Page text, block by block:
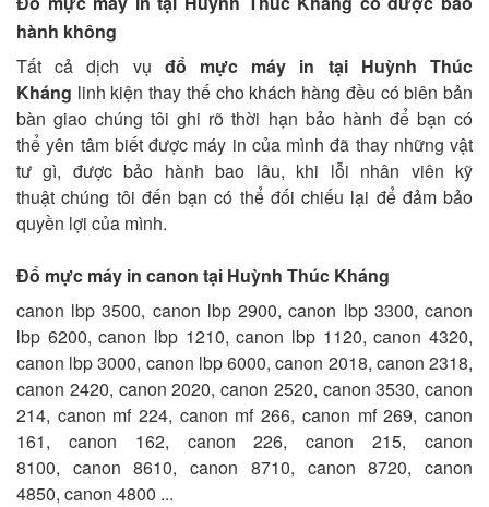
hành không
Tất cả dịch vụ đổ mực máy in tại Huỳnh Thúc
Kháng linh kiện thay thế cho khách hàng đều có biên bản
bàn giao chúng tôi ghi rõ thời hạn bảo hành để bạn có
thể yên tâm biết được máy in của mình đã thay những vật
tư gì, được bảo hành bao lâu, khi lỗi nhân viên kỹ
thuật chúng tôi đến bạn có thể đối chiếu lại để đảm bảo
quyền lợi của mình.
Đổ mực máy in canon tại Huỳnh Thúc Kháng
canon lbp 3500, canon lbp 2900, canon lbp 3300, canon
lbp 6200, canon lbp 1210, canon lbp 1120, canon 4320,
canon lbp 3000, canon lbp 6000, canon 2018, canon 2318,
canon 2420, canon 2020, canon 2520, canon 3530, canon
214, canon mf 224, canon mf 266, canon mf 269, canon
161, canon 162, canon 226, canon 215, canon
8100, canon 8610, canon 8710, canon 8720, canon
4850, canon 4800 ...